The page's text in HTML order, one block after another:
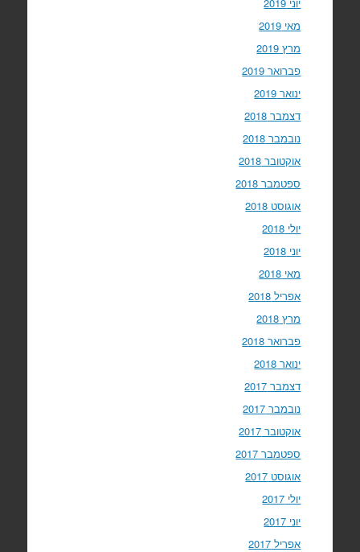
מאי 2019
מרץ 2019
פברואר 2019
ינואר 2019
דצמבר 2018
נובמבר 2018
אוקטובר 2018
ספטמבר 2018
אוגוסט 2018
יולי 2018
יוני 2018
מאי 2018
אפריל 2018
מרץ 2018
פברואר 2018
ינואר 2018
דצמבר 2017
נובמבר 2017
אוקטובר 2017
ספטמבר 2017
אוגוסט 2017
יולי 2017
יוני 2017
אפריל 2017